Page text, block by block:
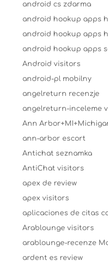
android cs zdarma
android hookup apps
android hookup apps
android hookup apps
Android visitors
android-pl mobilny
angelreturn recenzje
angelreturn-inceleme
Ann
ann-arbor escort
Antichat seznamka
AntiChat visitors
apex de review
apex visitors
aplicaciones de citas
Arablounge visitors
arablounge-recenze
ardent es review